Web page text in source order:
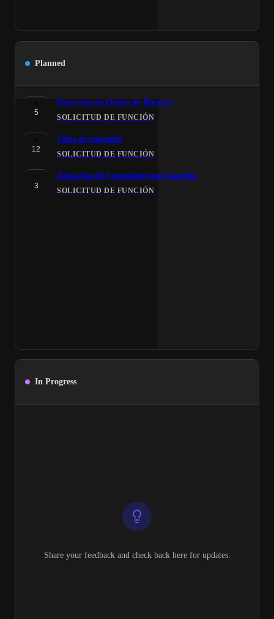
Planned
5
Detección de Orden de Binance
SOLICITUD DE FUNCIÓN
12
Velas de segundos
SOLICITUD DE FUNCIÓN
3
Asigacion de Comosiones por usaruios
SOLICITUD DE FUNCIÓN
In Progress
Share your feedback and check back here for updates.